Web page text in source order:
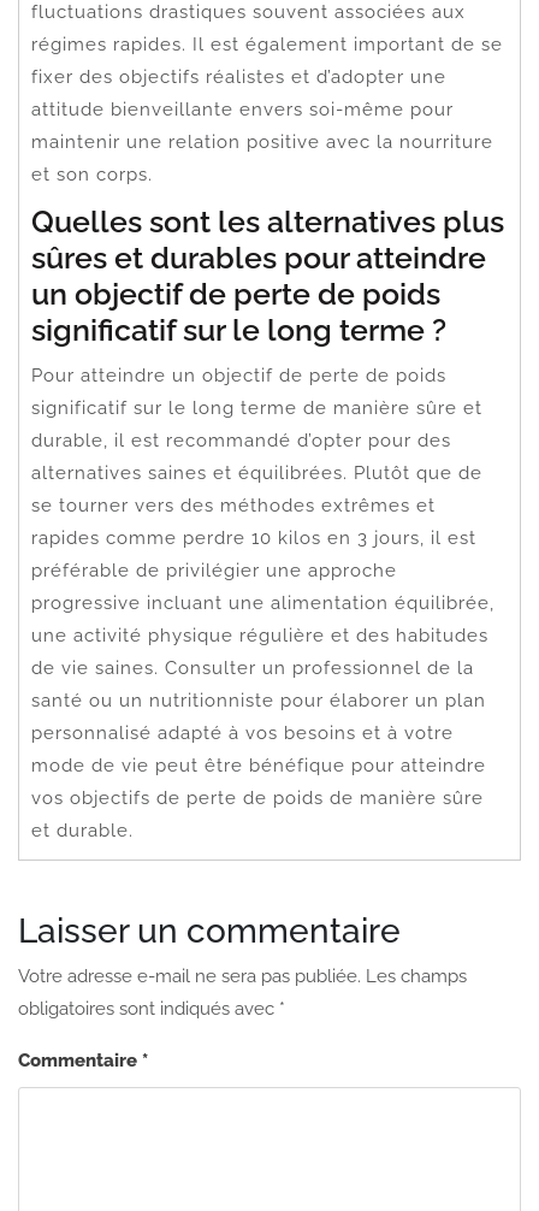
fluctuations drastiques souvent associées aux
régimes rapides. Il est également important de se
fixer des objectifs réalistes et d’adopter une
attitude bienveillante envers soi-même pour
maintenir une relation positive avec la nourriture
et son corps.
Quelles sont les alternatives plus
sûres et durables pour atteindre
un objectif de perte de poids
significatif sur le long terme ?
Pour atteindre un objectif de perte de poids
significatif sur le long terme de manière sûre et
durable, il est recommandé d’opter pour des
alternatives saines et équilibrées. Plutôt que de
se tourner vers des méthodes extrêmes et
rapides comme perdre 10 kilos en 3 jours, il est
préférable de privilégier une approche
progressive incluant une alimentation équilibrée,
une activité physique régulière et des habitudes
de vie saines. Consulter un professionnel de la
santé ou un nutritionniste pour élaborer un plan
personnalisé adapté à vos besoins et à votre
mode de vie peut être bénéfique pour atteindre
vos objectifs de perte de poids de manière sûre
et durable.
Laisser un commentaire
Votre adresse e-mail ne sera pas publiée. Les champs
obligatoires sont indiqués avec *
Commentaire *